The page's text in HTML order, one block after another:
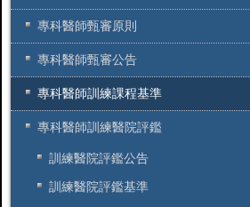
專科醫師甄審原則
專科醫師甄審公告
專科醫師訓練課程基準
專科醫師訓練醫院評鑑
訓練醫院評鑑公告
訓練醫院評鑑基準